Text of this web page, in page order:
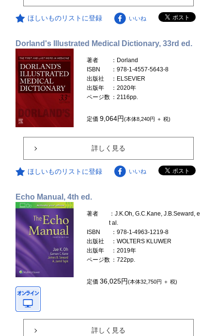
ほしいものリストに登録 いいね
Dorland's Illustrated Medical Dictionary, 33rd ed.
著者
：Dorland
ISBN
：978-1-4557-5643-8
出版社
：ELSEVIER
出版年
：2020年
ページ数 ：2116pp.
定価9,064円(本体8,240円 ＋ 税)
詳しく見る
ほしいものリストに登録 いいね
Echo Manual, 4th ed.
著者
：J.K.Oh, G.C.Kane, J.B.Seward, e
t al.
ISBN
：978-1-4963-1219-8
出版社
：WOLTERS KLUWER
出版年
：2019年
ページ数 ：722pp.
定価36,025円(本体32,750円 ＋ 税)
詳しく見る